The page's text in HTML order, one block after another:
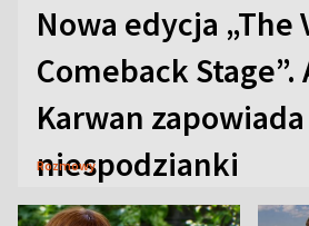
Nowa edycja „The
Comeback Stage”.
Karwan zapowiada
niespodzianki
Rozmowy